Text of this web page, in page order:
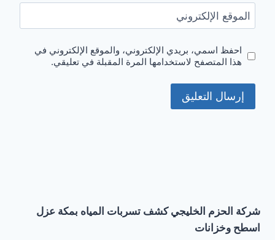
الموقع الإلكتروني
احفظ اسمي، بريدي الإلكتروني، والموقع الإلكتروني في
هذا المتصفح لاستخدامها المرة المقبلة في تعليقي.
شركة الحزم الخليجي كشف تسربات المياه بمكة عزل
اسطح وخزانات